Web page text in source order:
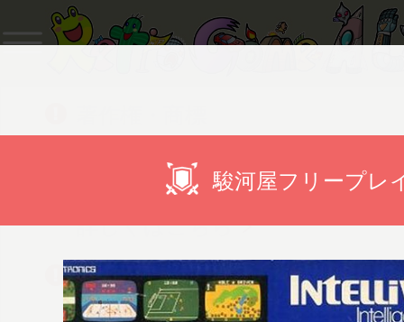
商標は権利者に帰属します。
詳しくはこちら
御協賛のお願い
「御協賛のお願い（PDF）」を
駿河屋フリープレ